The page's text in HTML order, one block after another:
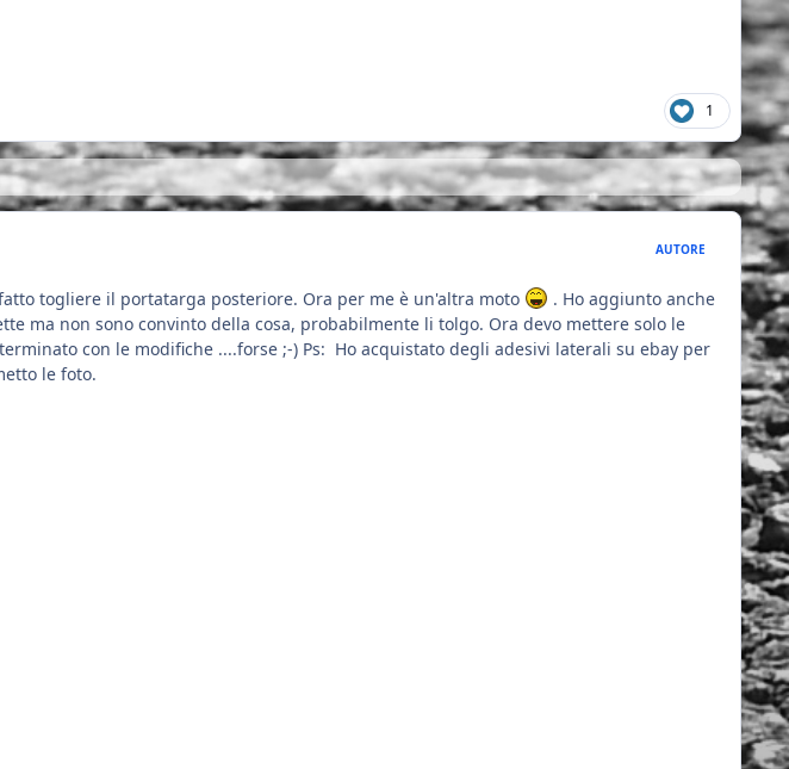
1
AUTORE
togliere il portatarga posteriore. Ora per me è un'altra moto
. Ho aggiunto anche
ma non sono convinto della cosa, probabilmente li tolgo. Ora devo mettere solo le
con le modifiche ....forse ;-) Ps: Ho acquistato degli adesivi laterali su ebay per
le foto.